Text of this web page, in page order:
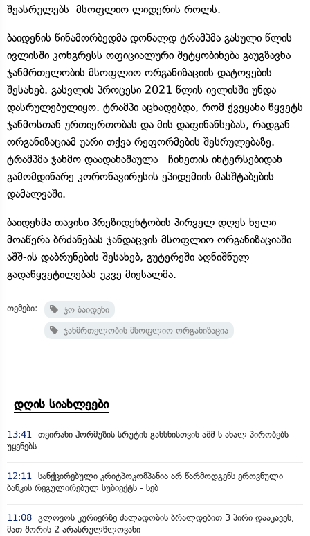
შეასრულებს მსოფლიო ლიდერის როლს.
ბაიდენის წინამორბედმა დონალდ ტრამპმა გასული წლის
ივლისში კონგრესს ოფიციალური შეტყობინება გაუგზავნა
ჯანმრთელობის მსოფლიო ორგანიზაციის დატოვების
შესახებ. გასვლის პროცესი 2021 წლის ივლისში უნდა
დასრულებულიყო. ტრამპი აცხადებდა, რომ ქვეყანა წყვეტს
ჯანმოსთან ურთიერთობას და მის დაფინანსებას, რადგან
ორგანიზაციამ უარი თქვა რეფორმების შესრულებაზე.
ტრამპმა ჯანმო დაადანაშაულა ჩინეთის ინტერსებიდან
გამომდინარე კორონავირუსის ეპიდემიის მასშტაბების
დამალვაში.
ბაიდენმა თავისი პრეზიდენტობის პირველ დღეს ხელი
მოაწერა ბრძანებას ჯანდაცვის მსოფლიო ორგანიზაციაში
აშშ-ის დაბრუნების შესახებ, გუტერეში აღნიშნულ
გადაწყვეტილებას უკვე მიესალმა.
თემები:
ჯო ბაიდენი
ჯანმრთელობის მსოფლიო ორგანიზაცია
დღის სიახლეები
13:41 თეირანი ჰორმუზის სრუტის გახსნისთვის აშშ-ს ახალ პირობებს
უყენებს
12:11 სანქცირებული კრიტპოკომპანია არ წარმოდგენს ეროვნული
ბანკის რეგულირებულ სუბიექტს - სებ
11:08 გლოვოს კურიერზე ძალადობის ბრალდებით 3 პირი დააკავეს,
მათ შორის 2 არასრულწლოვანი